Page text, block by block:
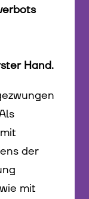
Hand.
der
mit